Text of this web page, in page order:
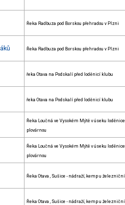
Řeka Radbuza pod Borskou přehradou v Plzni
Řeka Radbuza pod Borskou přehradou v Plzni
řeka Otava na Podskalí před loděnicí klubu
řeka Otava na Podskalí před loděnicí klubu
Řeka Loučná ve Vysokém Mýtě v úseku
plovárnou
Řeka Loučná ve Vysokém Mýtě v úseku
plovárnou
Řeka Otava , Sušice - nádraží, kemp u
Řeka Otava , Sušice - nádraží, kemp u